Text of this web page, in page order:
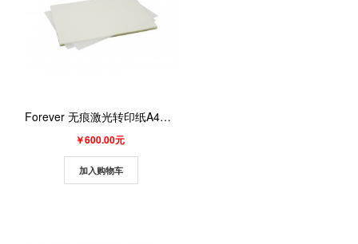
Forever 无痕激光转印纸A4XL（深色A面） 100张/包
￥600.00元
加入购物车